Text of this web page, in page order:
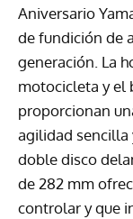
Aniversario
de fundición de
generación. La
motocicleta y el
proporcionan
agilidad
doble disco
de 282 mm
controlar y que